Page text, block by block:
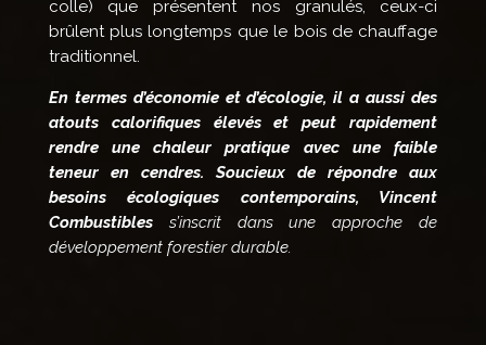
colle) que présentent nos granulés, ceux-ci
brûlent plus longtemps que le bois de chauffage
traditionnel.
En termes d’économie et d’écologie, il a aussi des
atouts calorifiques élevés et peut rapidement
rendre une chaleur pratique avec une faible
teneur en cendres. Soucieux de répondre aux
besoins écologiques contemporains, Vincent
Combustibless’inscrit dans une approche de
développement forestier durable.